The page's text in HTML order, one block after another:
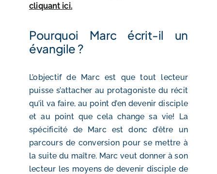
cliquant ici.
Pourquoi Marc écrit-il un
évangile ?
L’objectif de Marc est que tout lecteur
puisse s’attacher au protagoniste du récit
qu’il va faire, au point d’en devenir disciple
et au point que cela change sa vie! La
spécificité de Marc est donc d’être un
parcours de conversion pour se mettre à
la suite du maître. Marc veut donner à son
lecteur les moyens de devenir disciple de